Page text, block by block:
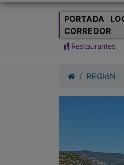
PORTADA
CORREDOR
Restaurantes
REGIóN